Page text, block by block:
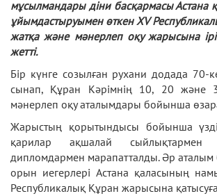
мұсылмандары діни басқармасы Астана
ұйымдастыруымен өткен XV
жатқа және мәнерлеп оқу жарысына
жетті.
Бір күнге созылған рухани додада
сынап, Құран Кәрімнің 10, 20 және
мәнерлеп оқу аталымдары бойынша өзара
Жарыстың қорытындысы бойынша
қарилар ақшалай
дипломдармен марапатталды. Әр аталым
орын иегерлері Астана қаласының
Республикалық Құран жарысына